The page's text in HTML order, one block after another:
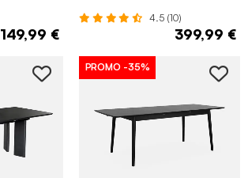
149,99 €
4.5 (10)
399,99 €
PROMO -35%